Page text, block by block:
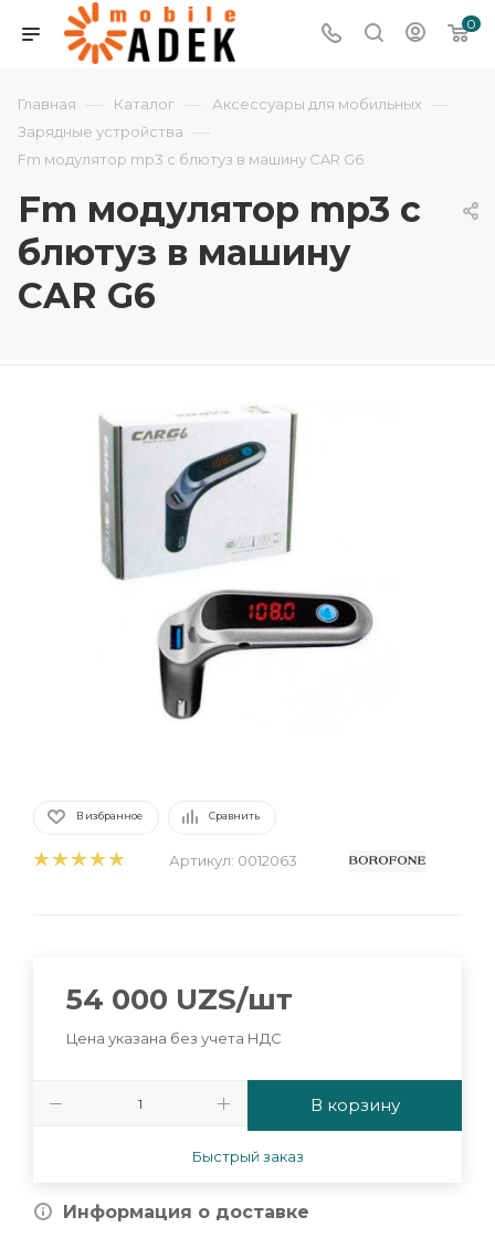
0
Главная — Каталог — Аксессуары для мобильных —
Зарядные устройства —
Fm модулятор mp3 с блютуз в машину CAR G6
Fm модулятор mp3 с
блютуз в машину
CAR G6
В избранное Сравнить
Артикул: 0012063
54 000 UZS/шт
Цена указана без учета НДС
В корзину
Быстрый заказ
Информация о доставке